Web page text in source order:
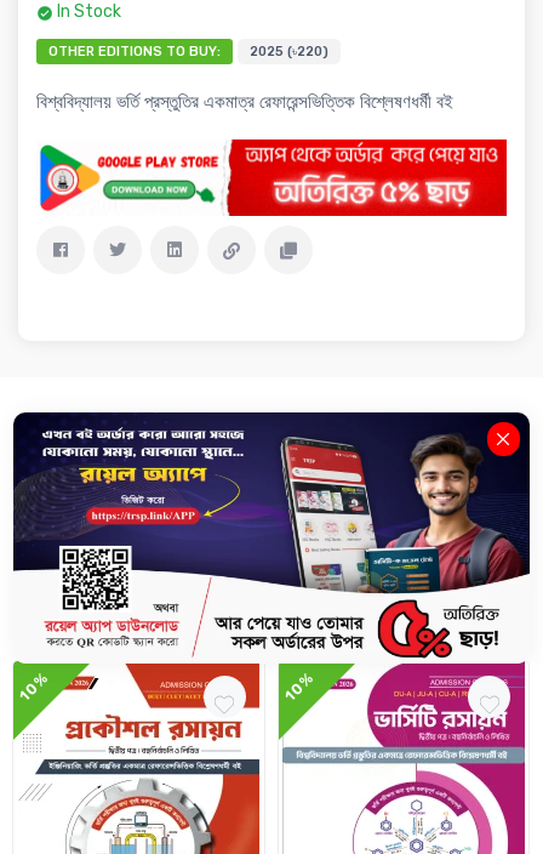
In Stock
OTHER EDITIONS TO BUY: 2025 (৳220)
বিশ্ববিদ্যালয় ভর্তি প্রস্তুতির একমাত্র রেফারেন্সভিত্তিক বিশ্লেষণধর্মী বই
Description Review(0) Delivery & Return
জীববিজ্ঞান ১ম পত্র - মেডিকেল, ডেন্টাল ও ভার্সিটি এডমিশন ২০২৪
Related Books
10% 10%